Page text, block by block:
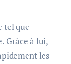
tel que
Grâce à lui,
les